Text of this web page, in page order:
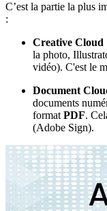
C’est la partie la plus
:
Creative Cloud
la photo,
vidéo). C'est le
Document
documents
format PDF.
(Adobe Sign).